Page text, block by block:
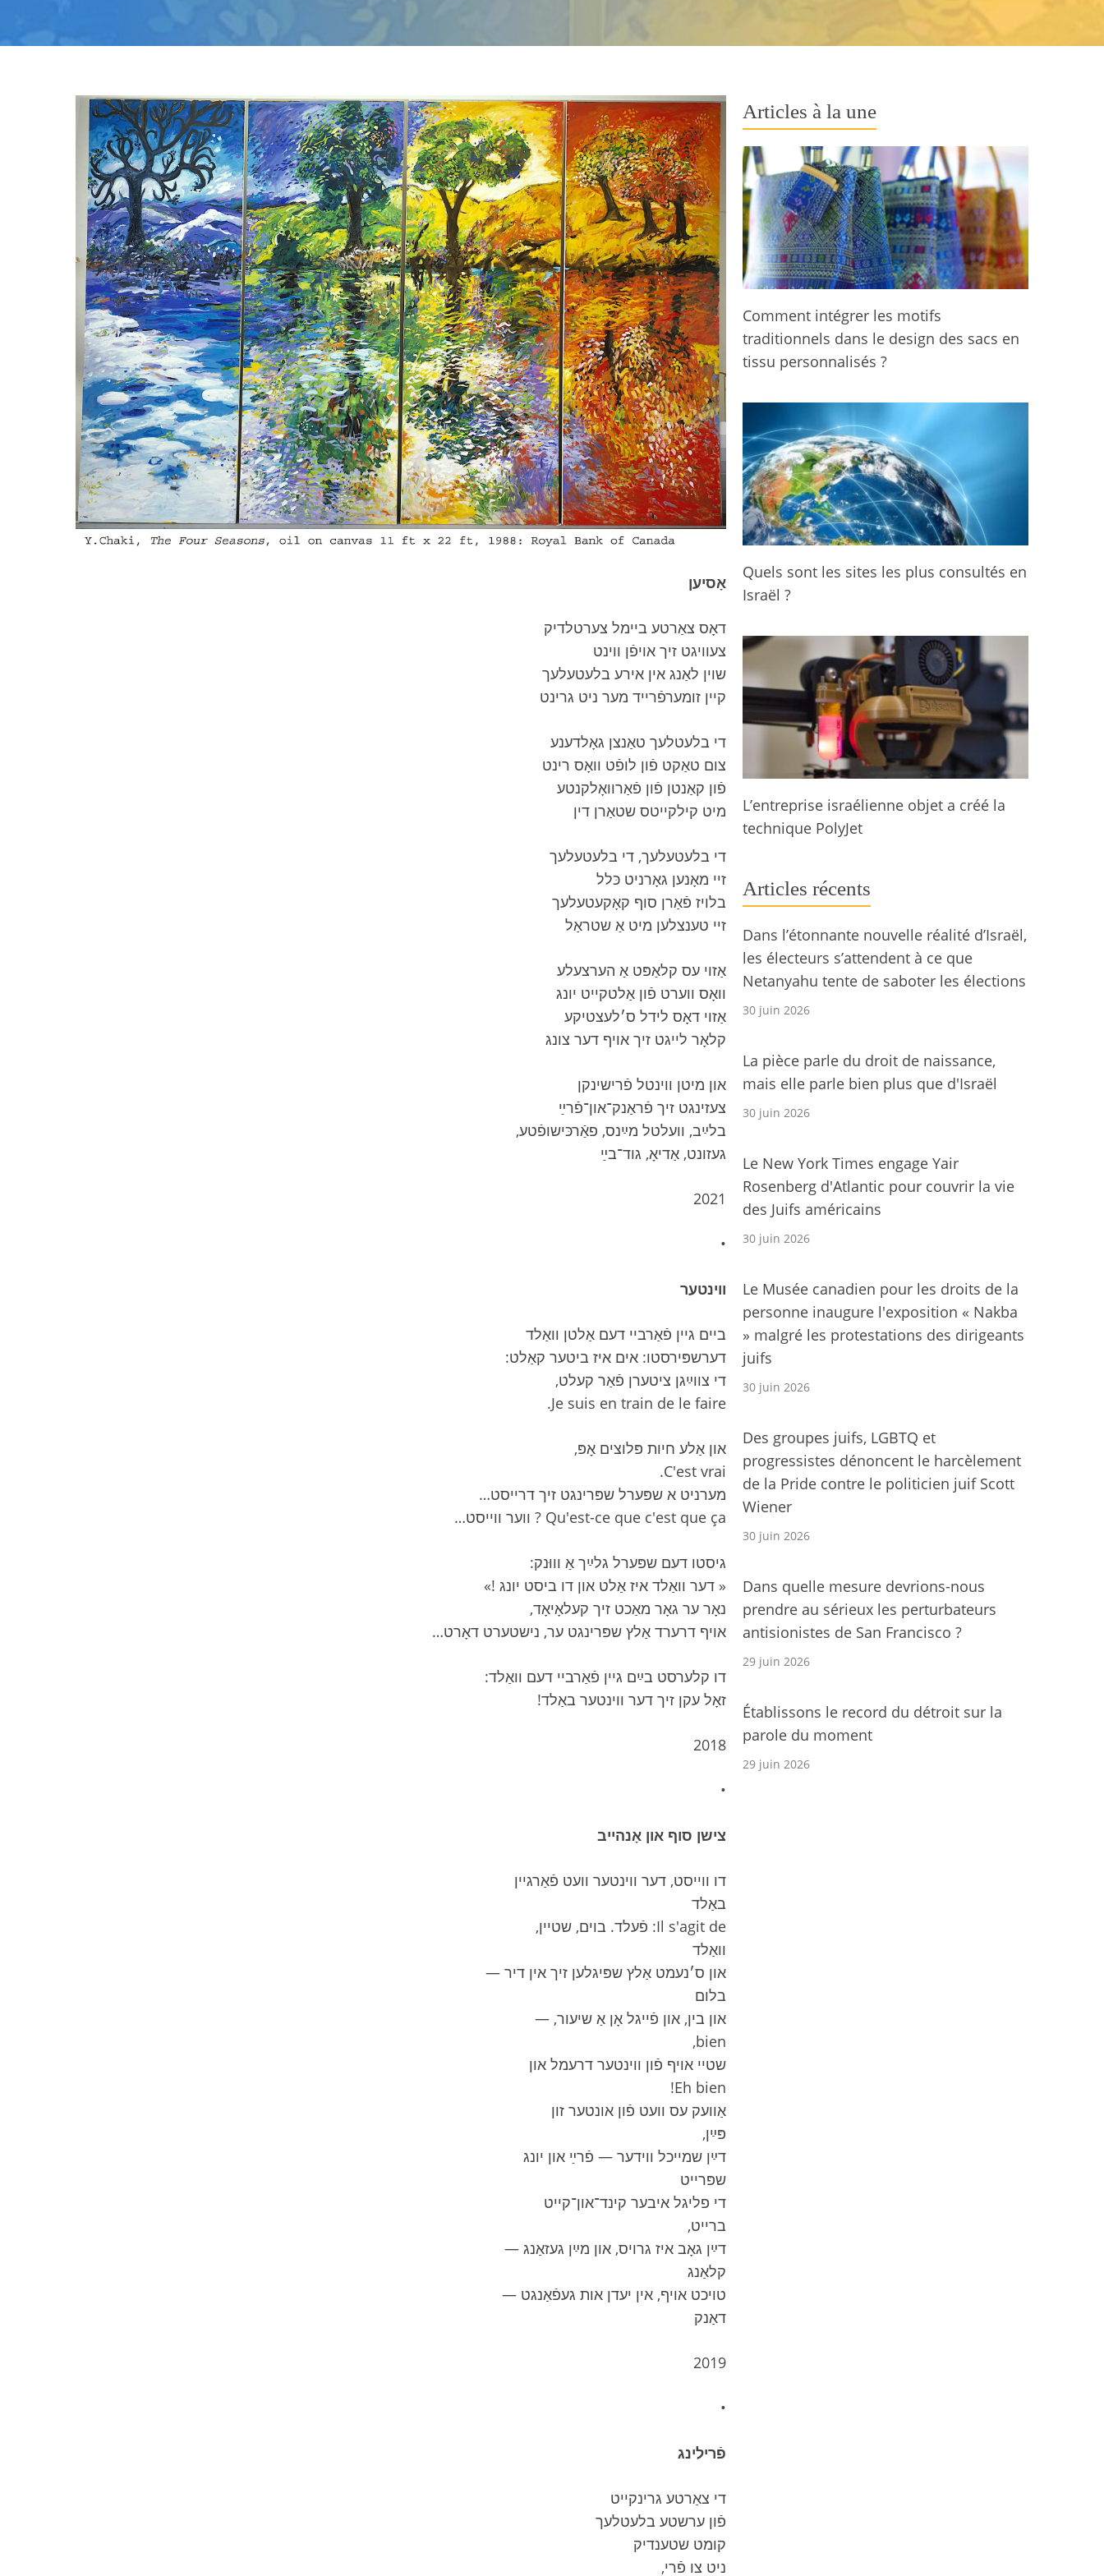
אָסיען
דאָס צאַרטע ביימל צערטלדיק
צעוויגט זיך אויפֿן ווינט
שוין לאַנג אין אירע בלעטעלעך
קיין זומערפֿרייד מער ניט גרינט
די בלעטלעך טאַנצן גאָלדענע
צום טאַקט פֿון לופֿט וואָס רינט
פֿון קאַנטן פֿון פֿאַרוואָלקנטע
מיט קילקייטס שטאַרן דין
די בלעטעלעך, די בלעטעלעך
זיי מאָנען גאָרניט כּלל
בלויז פֿאַרן סוף קאָקעטעלעך
זיי טענצלען מיט אַ שטראַל
אַזוי עס קלאַפּט אַ הערצעלע
וואָס ווערט פֿון אַלטקייט יונג
אַזוי דאָס לידל ס׳לעצטיקע
קלאָר לייגט זיך אויף דער צונג
און מיטן ווינטל פֿרישינקן
צעזינגט זיך פֿראַנק־און־פֿרײַ
בלײַב, וועלטל מײַנס, פאַֿרכּישופֿטע,
געזונט, אַדיאָ, גוד־בײַ
2021
•
ווינטער
ביים גיין פֿאַרביי דעם אַלטן וואַלד
דערשפּירסטו: אים איז ביטער קאַלט:
די צווײַגן ציטערן פֿאַר קעלט,
Je suis en train de le faire.
און אַלע חיות פּלוצים אָפּ,
C'est vrai.
מערניט א שפּערל שפּרינגט זיך דרייסט…
Qu'est-ce que c'est que ça ? ווער ווייסט…
גיסטו דעם שפּערל גלײַך אַ וווּנק:
« דער וואַלד איז אַלט און דו ביסט יונג !»
נאָר ער גאָר מאַכט זיך קעלאָיאָד,
אויף דרערד אַלץ שפּרינגט ער, נישטערט דאָרט…
דו קלערסט בײַם גיין פֿאַרביי דעם וואַלד:
זאָל עקן זיך דער ווינטער באַלד!
2018
•
צישן סוף און אָנהייב
דו ווייסט, דער ווינטער וועט פֿאַרגיין
באַלד
Il s'agit de: פֿעלד. בוים, שטיין,
וואַלד
און ס׳נעמט אַלץ שפּיגלען זיך אין דיר —
בלום
און בין, און פֿייגל אָן אַ שיעור, —
bien,
שטיי אויף פֿון ווינטער דרעמל און
Eh bien!
אַוועק עס וועט פֿון אונטער זון
פּײַן,
דײַן שמייכל ווידער — פֿרײַ און יונג
שפּרייט
די פליגל איבער קינד־און־קייט
ברייט,
דײַן גאָב איז גרויס, און מײַן געזאַנג —
קלאַנג
טויכט אויף, אין יעדן אות געפֿאַנגט —
דאַנק
2019
•
פֿרילינג
די צאַרטע גרינקייט
פֿון ערשטע בלעטלעך
קומט שטענדיק
ניט צו פֿרי,
Articles à la une
Comment intégrer les motifs
traditionnels dans le design des sacs en
tissu personnalisés ?
Quels sont les sites les plus consultés en
Israël ?
L’entreprise israélienne objet a créé la
technique PolyJet
Articles récents
Dans l’étonnante nouvelle réalité d’Israël,
les électeurs s’attendent à ce que
Netanyahu tente de saboter les élections
30 juin 2026
La pièce parle du droit de naissance,
mais elle parle bien plus que d'Israël
30 juin 2026
Le New York Times engage Yair
Rosenberg d'Atlantic pour couvrir la vie
des Juifs américains
30 juin 2026
Le Musée canadien pour les droits de la
personne inaugure l'exposition « Nakba
» malgré les protestations des dirigeants
juifs
30 juin 2026
Des groupes juifs, LGBTQ et
progressistes dénoncent le harcèlement
de la Pride contre le politicien juif Scott
Wiener
30 juin 2026
Dans quelle mesure devrions-nous
prendre au sérieux les perturbateurs
antisionistes de San Francisco ?
29 juin 2026
Établissons le record du détroit sur la
parole du moment
29 juin 2026